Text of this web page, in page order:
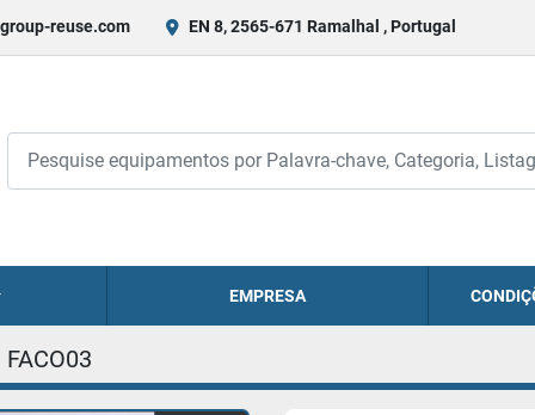
reuse.com EN 8, 2565-671 Ramalhal , Portugal
EMPRESA
FACO03